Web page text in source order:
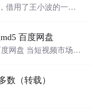
置，同时激励创作者
决定是否给予更多流
解析如何通过提升‘互
标，在‘赛马机制’下有
借用了王小波的一篇
根源，都在于“忽视了
当作确定事件在
百度网盘
频市场的
路，或许才是真正能
数（转载）